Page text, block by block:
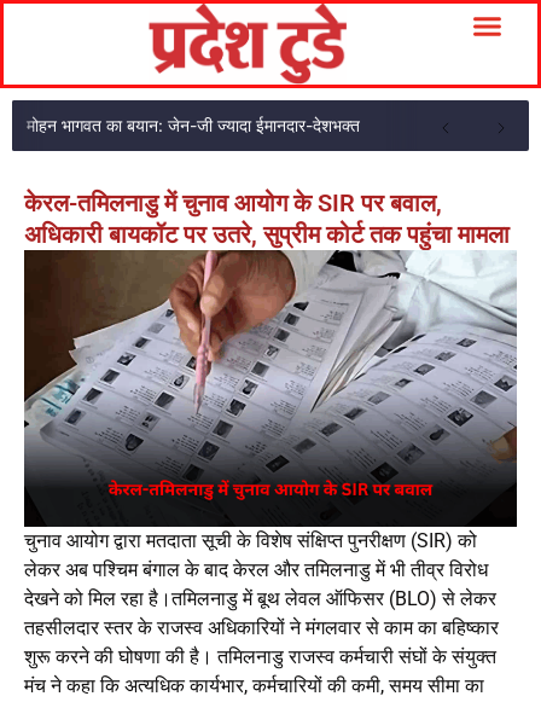
मोहन भागवत का बयान: जेन-जी ज्यादा ईमानदार-देशभक्त
केरल-तमिलनाडु में चुनाव आयोग के SIR पर बवाल,
अधिकारी बायकॉट पर उतरे, सुप्रीम कोर्ट तक पहुंचा मामला
चुनाव आयोग द्वारा मतदाता सूची के विशेष संक्षिप्त पुनरीक्षण (SIR) को
लेकर अब पश्चिम बंगाल के बाद केरल और तमिलनाडु में भी तीव्र विरोध
देखने को मिल रहा है।तमिलनाडु में बूथ लेवल ऑफिसर (BLO) से लेकर
तहसीलदार स्तर के राजस्व अधिकारियों ने मंगलवार से काम का बहिष्कार
शुरू करने की घोषणा की है। तमिलनाडु राजस्व कर्मचारी संघों के संयुक्त
मंच ने कहा कि अत्यधिक कार्यभार, कर्मचारियों की कमी, समय सीमा का